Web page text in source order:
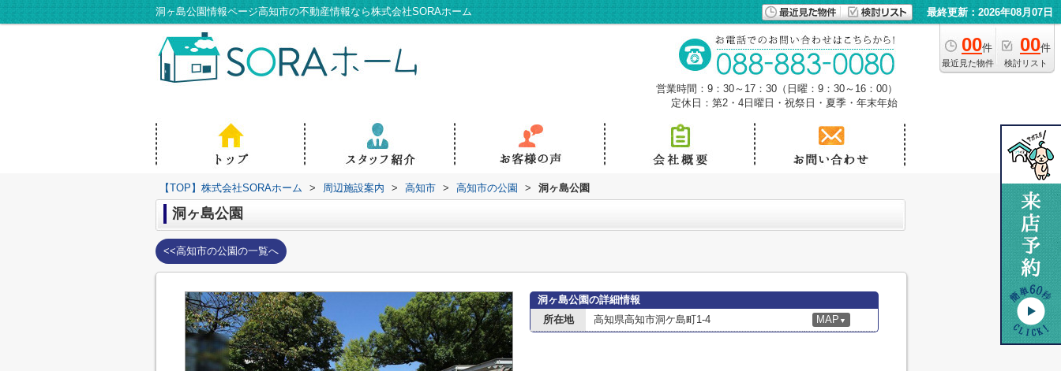
洞ヶ島公園情報ページ高知市の不動産情報なら株式会社SORAホーム 最終更新：2026年08月07日
00件
最近見た物件
00件
検討リスト
営業時間：9：30～17：30（日曜：9：30～16：00）
定休日：第2・4日曜日・祝祭日・夏季・年末年始
【TOP】株式会社SORAホーム > 周辺施設案内 > 高知市 > 高知市の公園 > 洞ヶ島公園
洞ヶ島公園
<<高知市の公園の一覧へ
洞ヶ島公園の詳細情報
所在地
高知県高知市洞ケ島町1-4 MAP ▼